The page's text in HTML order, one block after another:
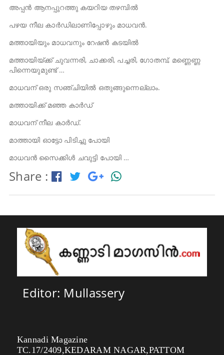
അപ്പൻ ആനപ്പുറത്തു കയറിയ തഴമ്പിൽ
പഴയ നീല കാർഡിലാണിപ്പോഴും മാധവൻ.
മത്തായിയും മാധവനും റേഷൻ കടയിൽ
മത്തായിയ്ക്ക്‌ ചുവന്നരി, ചാക്കരി, പച്ചരി, ഗോതമ്പ്‌, മണ്ണെണ്ണ
പിന്നെയുമുണ്ട്‌ …
മാധവന്‌ ഒരു സഞ്ചിയിൽ ഒതുങ്ങുന്നെല്ലാം.
മത്തായിക്ക്‌ മഞ്ഞ കാർഡ്‌
മാധവന്‌ നീല കാർഡ്‌.
മാത്തായി ഓട്ടോ പിടിച്ചു പോയി
മാധവൻ സൈക്കിൾ ചവുട്ടി പോയി …
Share :
Editor: Mullassery
Kannadi Magazine
TC.17/2409,KEDARAM NAGAR,PATTOM